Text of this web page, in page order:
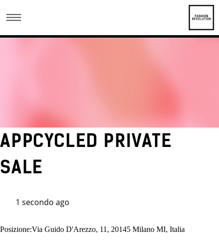
APPCYCLED PRIVATE
SALE
1 secondo ago
Posizione:Via Guido D'Arezzo, 11, 20145 Milano MI, Italia